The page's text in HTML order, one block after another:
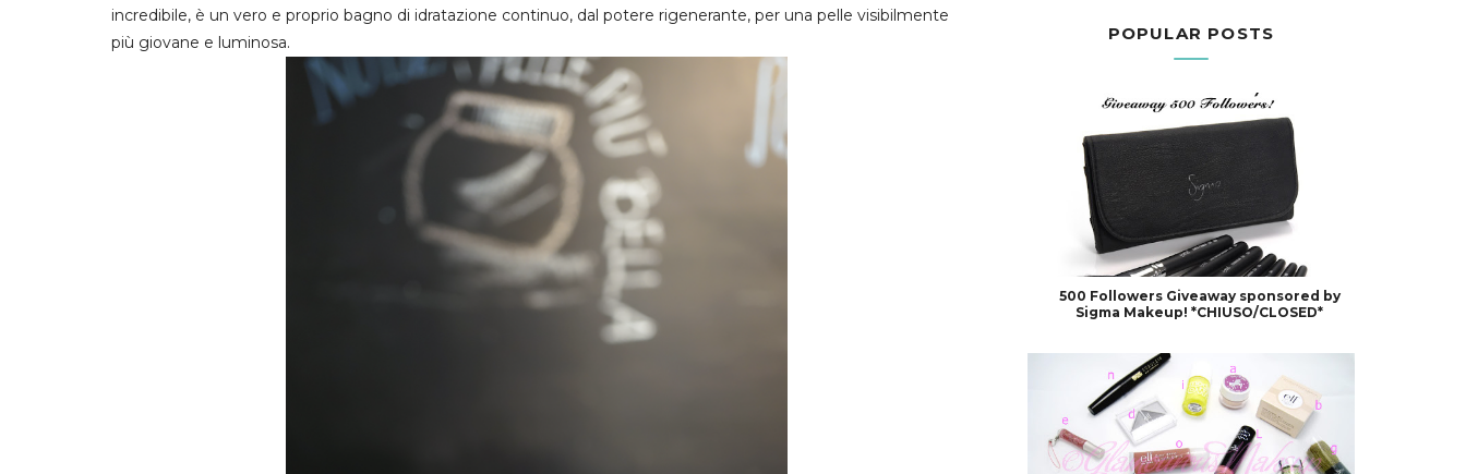
incredibile, è un vero e proprio bagno di idratazione continuo, dal potere rigenerante, per una pelle visibilmente
più giovane e luminosa.
POPULAR POSTS
500 Followers Giveaway sponsored by
Sigma Makeup! *CHIUSO/CLOSED*